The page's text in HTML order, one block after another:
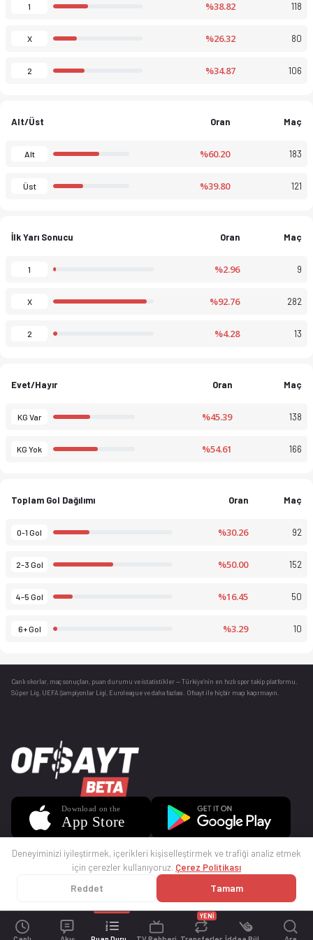
YENİ
1 %38.82 118
X %26.32 80
2 %34.87 106
Alt/Üst Oran Maç
Alt %60.20 183
Üst %39.80 121
İlk Yarı Sonucu Oran Maç
1 %2.96 9
X %92.76 282
2 %4.28 13
Evet/Hayır Oran Maç
KG Var %45.39 138
KG Yok %54.61 166
Toplam Gol Dağılımı Oran Maç
0-1 Gol %30.26 92
2-3 Gol %50.00 152
4-5 Gol %16.45 50
6+ Gol %3.29 10
Canlı skorlar , maç sonuçları, puan durumu ve istatistikler — Türkiye’nin en hızlı spor takip platformu.
Süper Lig, UEFA Şampiyonlar Ligi, Euroleague ve daha fazlası. Ofsayt ile hiçbir maçı kaçırmayın.
© 2025 Ofsayt
Deneyiminizi iyileştirmek, içerikleri kişiselleştirmek ve trafiği analiz etmek
için çerezler kullanıyoruz. Çerez Politikası
Reddet Tamam